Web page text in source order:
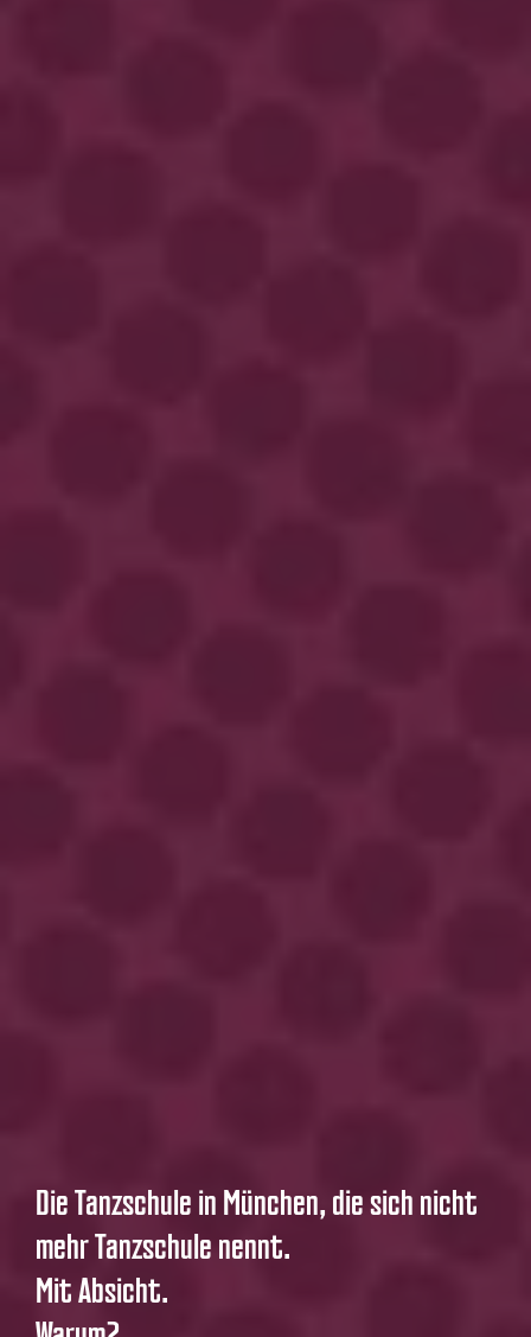
Die Tanzschule in München, die sich nicht
mehr Tanzschule nennt.
Mit Absicht.